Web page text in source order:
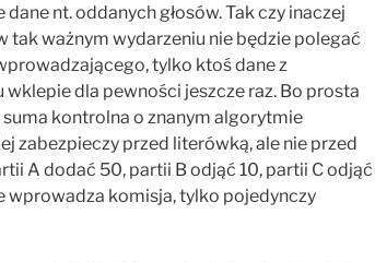
nt. oddanych głosów. Tak czy inaczej
tak ważnym wydarzeniu nie będzie polegać
tylko ktoś dane z
dla pewności jeszcze raz. Bo prosta
kontrolna o znanym algorytmie
zabezpieczy przed literówką, ale nie przed
A dodać 50, partii B odjąć 10, partii C odjąć
wprowadza komisja, tylko pojedynczy